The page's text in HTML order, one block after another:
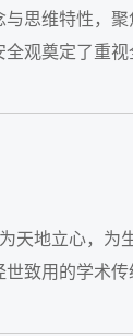
思维特性，
观奠定了重
天地立心，
致用的学术